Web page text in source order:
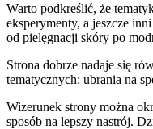
Warto podkreślić, że
eksperymenty, a jeszcze
od pielęgnacji skóry po
Strona dobrze nadaje się
tematycznych: ubrania na
Wizerunek strony można
sposób na lepszy nastrój.